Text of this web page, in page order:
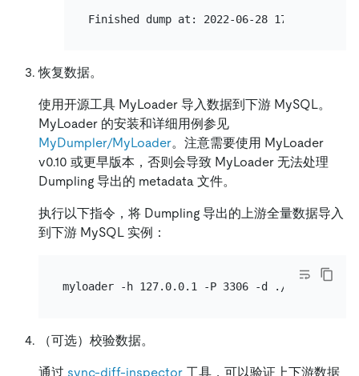
恢复数据。
使用开源工具 MyLoader 导入数据到下游 MySQL。
MyLoader 的安装和详细用例参见
MyDumpler/MyLoader。注意需要使用 MyLoader
v0.10 或更早版本，否则会导致 MyLoader 无法处理
Dumpling 导出的 metadata 文件。
执行以下指令，将 Dumpling 导出的上游全量数据导入
到下游 MySQL 实例：
（可选）校验数据。
通过 sync-diff-inspector 工具，可以验证上下游数据